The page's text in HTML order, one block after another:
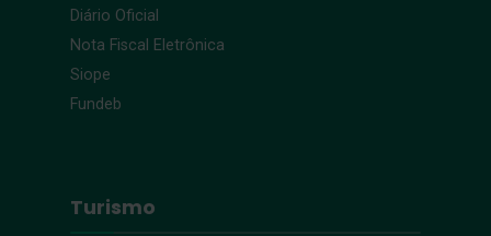
Diário Oficial
Nota Fiscal Eletrônica
Siope
Fundeb
Turismo